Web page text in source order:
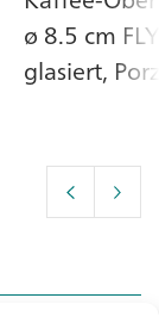
ø 8.5 cm
glasiert,